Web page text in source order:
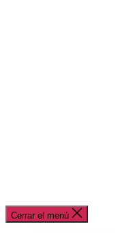
Cerrar el menú